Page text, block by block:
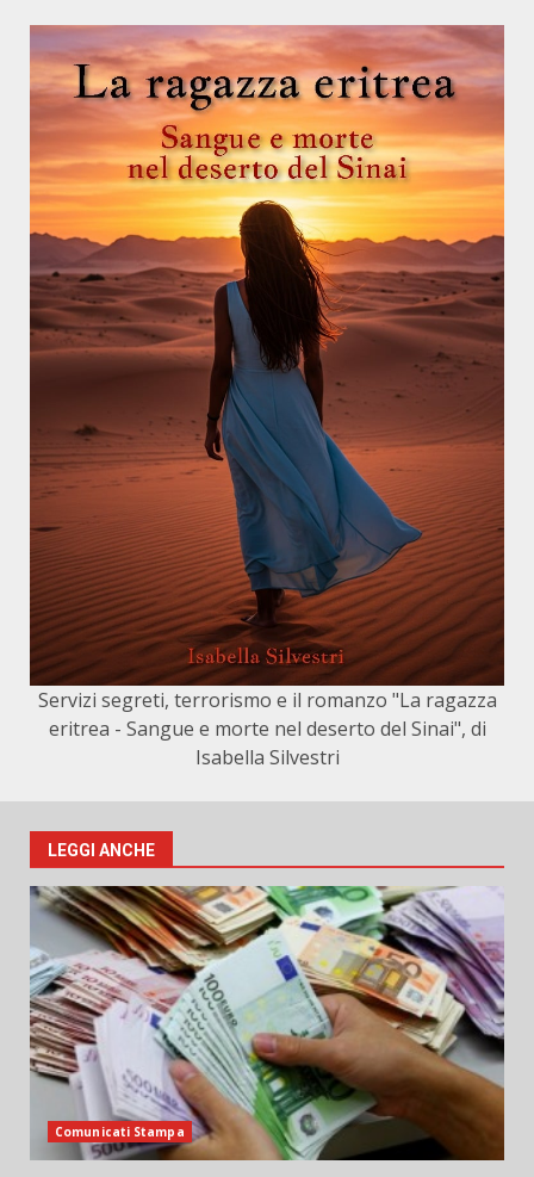
Servizi segreti, terrorismo e il romanzo "La ragazza
eritrea - Sangue e morte nel deserto del Sinai", di
Isabella Silvestri
LEGGI ANCHE
Comunicati Stampa